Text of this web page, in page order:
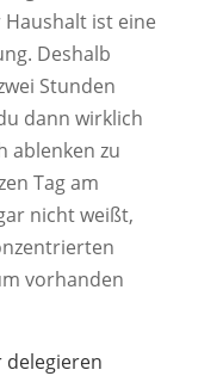
ist eine
Deshalb
Stunden
dann wirklich
ablenken zu
Tag am
nicht weißt,
vorhanden